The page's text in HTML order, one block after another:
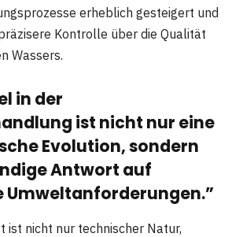
erheblich gesteigert und
Kontrolle über die Qualität
Wassers.
in der
ist nicht nur eine
Evolution, sondern
Antwort auf
Umweltanforderungen.”
ist nicht nur technischer Natur,